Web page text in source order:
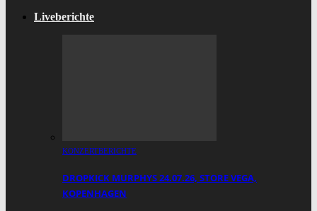
Liveberichte
KONZERTBERICHTE
DROPKICK MURPHYS 24.07.26, STORE VEGA,
KOPENHAGEN